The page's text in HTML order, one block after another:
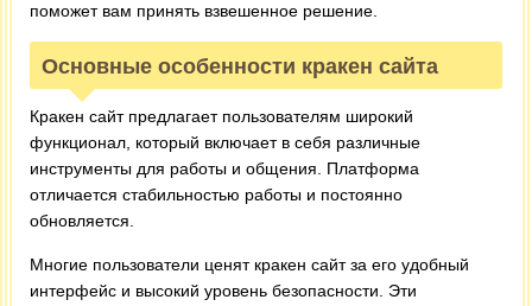
поможет вам принять взвешенное решение.
Основные особенности кракен сайта
Кракен сайт предлагает пользователям широкий
функционал, который включает в себя различные
инструменты для работы и общения. Платформа
отличается стабильностью работы и постоянно
обновляется.
Многие пользователи ценят кракен сайт за его удобный
интерфейс и высокий уровень безопасности. Эти